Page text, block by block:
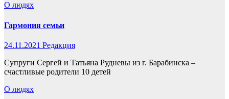
О людях
Гармония семьи
24.11.2021 Редакция
Супруги Сергей и Татьяна Рудневы из г. Барабинска –
счастливые родители 10 детей
О людях